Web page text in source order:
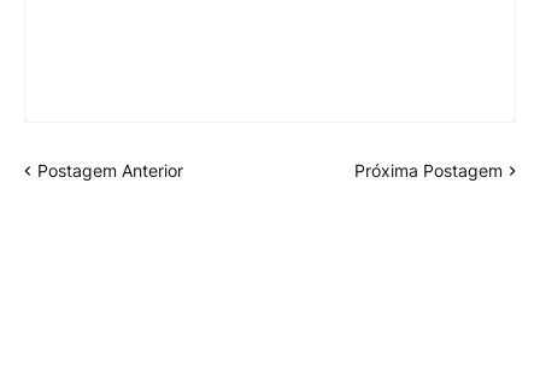
Postagem Anterior Próxima Postagem